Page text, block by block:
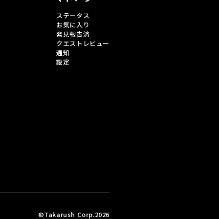
ステータス
お気に入り
発見報告済
クエストレビュー
通知
設定
©Takarush Corp.2026